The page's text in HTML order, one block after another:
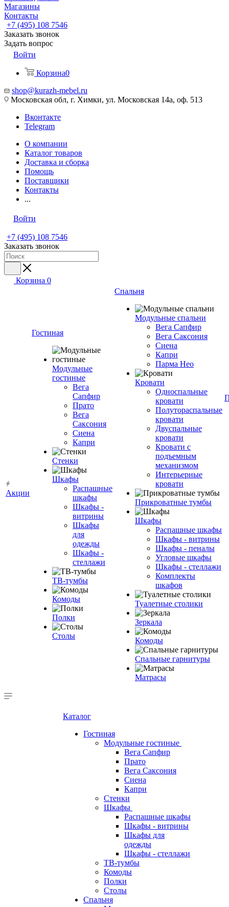
Магазины
Контакты
+7 (495) 108 7546
Заказать звонок
Задать вопрос
Войти
Корзина0
shop@kurazh-mebel.ru
Московская обл, г. Химки, ул. Московская 14а, оф. 513
Вконтакте
Telegram
О компании
Каталог товаров
Доставка и сборка
Помощь
Поставщики
Контакты
...
Войти
+7 (495) 108 7546
Заказать звонок
Корзина 0
Акции
Гостиная
Модульные
гостиные
Вега
Сапфир
Прато
Вега
Саксония
Сиена
Капри
Стенки
Шкафы
Распашные
шкафы
Шкафы -
витрины
Шкафы
для
одежды
Шкафы -
стеллажи
ТВ-тумбы
Комоды
Полки
Столы
Спальня
Модульные спальни
Вега Сапфир
Вега Саксония
Сиена
Капри
Парма Нео
Кровати
Односпальные
кровати
Полутораспальные
кровати
Двуспальные
кровати
Кровати с
подъемным
механизмом
Интерьерные
кровати
Прикроватные тумбы
Шкафы
Распашные шкафы
Шкафы - витрины
Шкафы - пеналы
Угловые шкафы
Шкафы - стеллажи
Комплекты
шкафов
Туалетные столики
Зеркала
Комоды
Спальные гарнитуры
Матрасы
Каталог
Гостиная
Модульные гостиные
Вега Сапфир
Прато
Вега Саксония
Сиена
Капри
Стенки
Шкафы
Распашные шкафы
Шкафы - витрины
Шкафы для
одежды
Шкафы - стеллажи
ТВ-тумбы
Комоды
Полки
Столы
Спальня